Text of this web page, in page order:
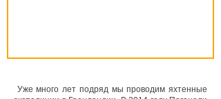
Уже много лет подряд мы проводим яхтенные